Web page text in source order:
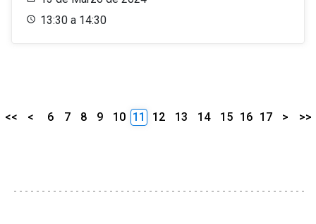
13:30 a 14:30
<< < 6 7 8 9 10 11 12 13 14 15 16 17 > >>